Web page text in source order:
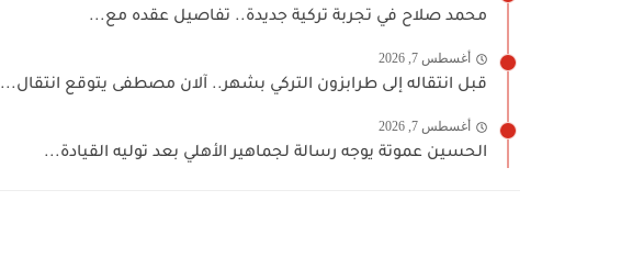
محمد صلاح في تجربة تركية جديدة.. تفاصيل عقده مع...
أغسطس 7, 2026
قبل انتقاله إلى طرابزون التركي بشهر.. آلان مصطفى يتوقع انتقال...
أغسطس 7, 2026
الحسين عموتة يوجه رسالة لجماهير الأهلي بعد توليه القيادة...